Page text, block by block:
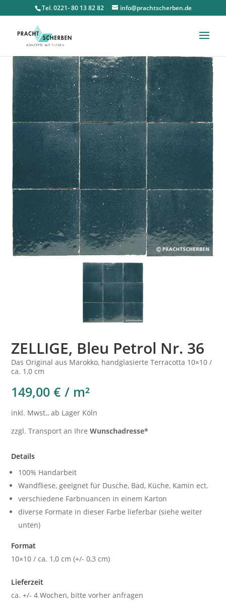
Tel. 0221- 80 13 82 82 info@prachtscherben.de
ZELLIGE, Bleu Petrol Nr. 36
Das Original aus Marokko, handglasierte Terracotta 10×10 /
ca. 1,0 cm
149,00 € / m²
inkl. Mwst., ab Lager Köln
zzgl. Transport an IhreWunschadresse*
Details
100% Handarbeit
Wandfliese, geeignet für Dusche, Bad, Küche, Kamin ect.
verschiedene Farbnuancen in einem Karton
diverse Formate in dieser Farbe lieferbar (siehe weiter
unten)
Format
10×10 / ca. 1,0 cm (+/- 0,3 cm)
Lieferzeit
ca. +/- 4 Wochen, bitte vorher anfragen